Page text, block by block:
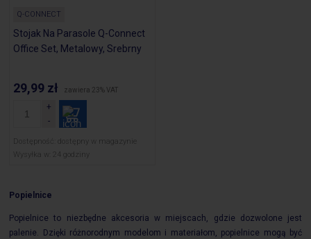
Q-CONNECT
Stojak Na Parasole Q-Connect
Office Set, Metalowy, Srebrny
29,99 zł zawiera 23% VAT
Dostępność:
dostępny w magazynie
Wysyłka w:
24 godziny
Popielnice
Popielnice to niezbędne akcesoria w miejscach, gdzie dozwolone jest
palenie. Dzięki różnorodnym modelom i materiałom, popielnice mogą być